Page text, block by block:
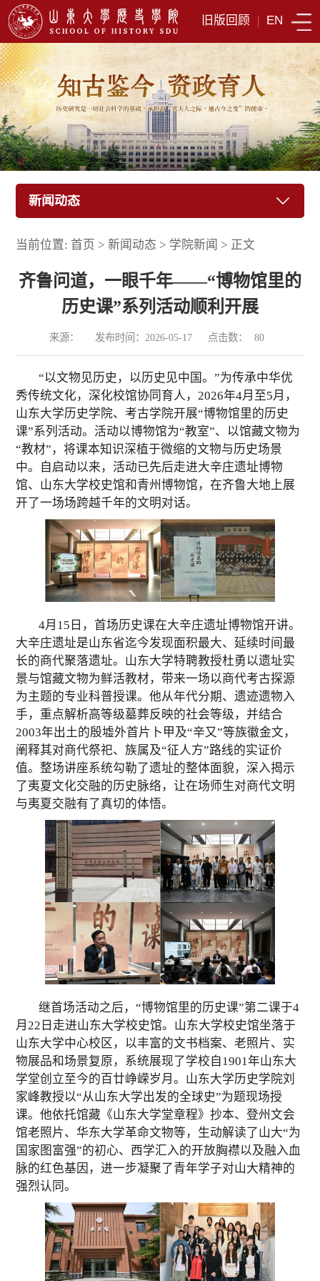
旧版回顾 | EN
新闻动态
当前位置: 首页 >新闻动态 > 学院新闻 > 正文
齐鲁问道，一眼千年——“博物馆里的
历史课”系列活动顺利开展
来源： 发布时间：2026-05-17 点击数： 80
“以文物见历史， 以历史见中国。”为传承中华优
秀传统文化，深化校馆协同育人，2026年4月至5月，
山东大学历史学院、考古学院开展“博物馆里的历史
课”系列活动。活动以博物馆为“教室”、以馆藏文物为
“教材”，将课本知识深植于微缩的文物与历史场景
中。自启动以来，活动已先后走进大辛庄遗址博物
馆、山东大学校史馆和青州博物馆，在齐鲁大地上展
开了一场场跨越千年的文明对话。
4月 15 日，首场历史课在大辛庄遗址博物馆开讲。
大辛庄遗址是山东省迄今发现面积最大、延续时间最
长的商代聚落遗址。山东大学特聘教授杜勇以遗址实
景与馆藏文物为鲜活教材，带来一场以商代考古探源
为主题的专业科普授课。他从年代分期、遗迹遗物入
手，重点解析高等级墓葬反映的社会等级，并结合
2003年出土的殷墟外首片卜甲及“辛又”等族徽金文，
阐释其对商代祭祀、族属及“征人方”路线的实证价
值。整场讲座系统勾勒了遗址的整体面貌，深入揭示
了夷夏文化交融的历史脉络，让在场师生对商代文明
与夷夏交融有了真切的体悟。
继首场活动之后，“博物馆里的历史课”第二课于4
月22日走进山东大学校史馆。 山东大学校史馆坐落于
山东大学中心校区， 以丰富的文书档案、老照片、实
物展品和场景复原， 系统展现了学校自1901年山东大
学堂创立至今的百廿峥嵘岁月。 山东大学历史学院刘
家峰教授以“从山东大学出发的全球史”为题现场授
课。他依托馆藏《山东大学堂章程》抄本、登州文会
馆老照片、华东大学革命文物等，生动解读了山大“为
国家图富强”的初心、西学汇入的开放胸襟以及融入血
脉的红色基因，进一步凝聚了青年学子对山大精神的
强烈认同。